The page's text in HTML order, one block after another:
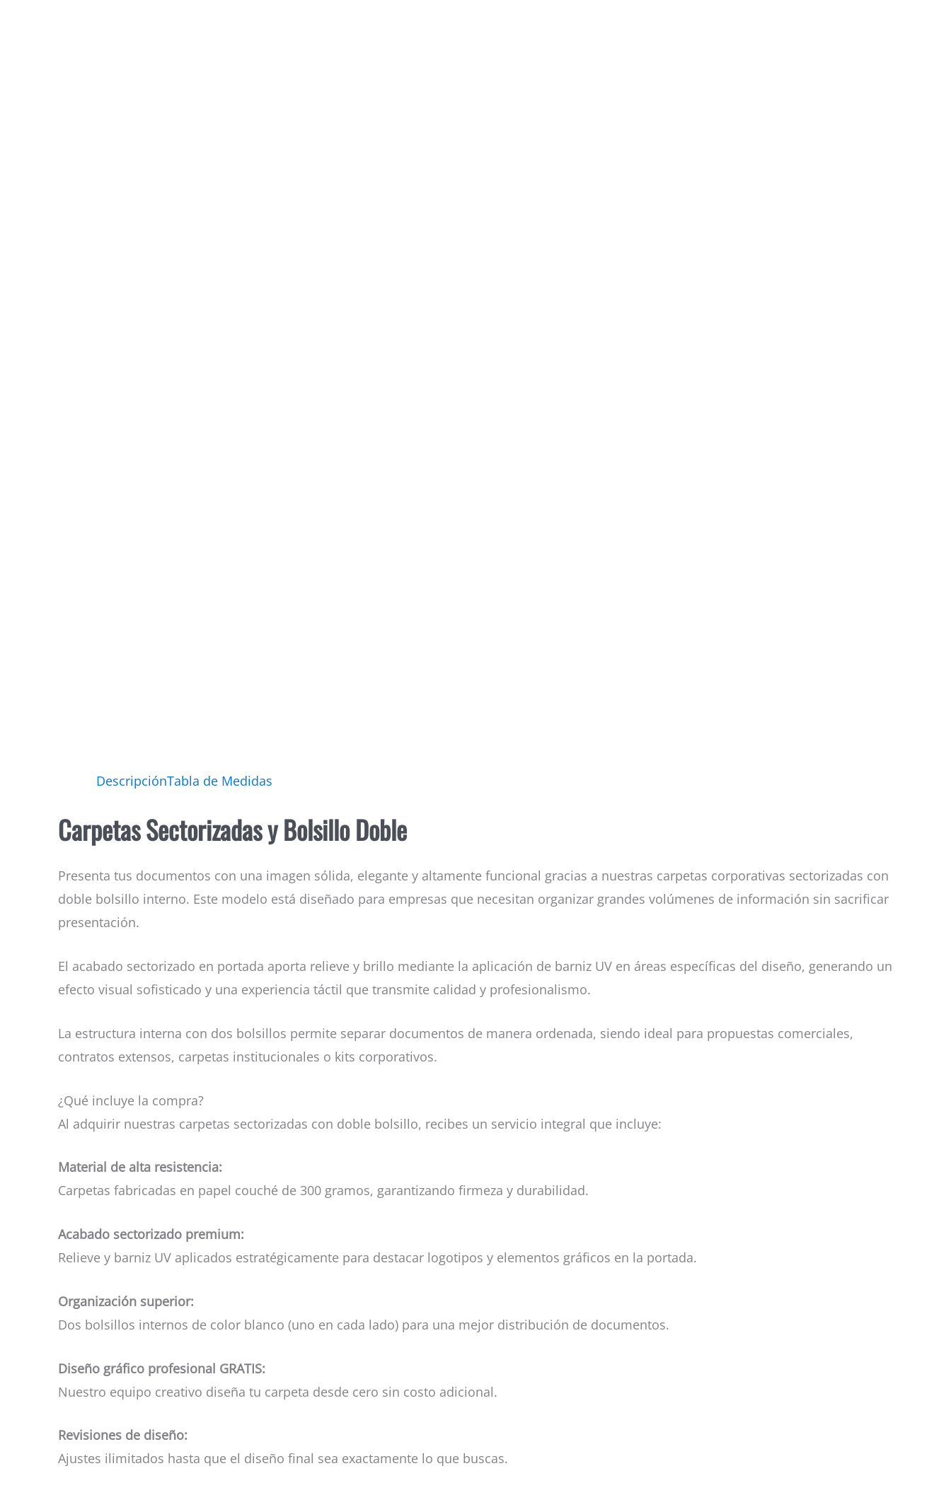
DescripciónTabla de Medidas
Carpetas Sectorizadas y Bolsillo Doble
Presenta tus documentos con una imagen sólida, elegante y altamente funcional gracias a nuestras carpetas corporativas sectorizadas con
doble bolsillo interno. Este modelo está diseñado para empresas que necesitan organizar grandes volúmenes de información sin sacrificar
presentación.
El acabado sectorizado en portada aporta relieve y brillo mediante la aplicación de barniz UV en áreas específicas del diseño, generando un
efecto visual sofisticado y una experiencia táctil que transmite calidad y profesionalismo.
La estructura interna con dos bolsillos permite separar documentos de manera ordenada, siendo ideal para propuestas comerciales,
contratos extensos, carpetas institucionales o kits corporativos.
¿Qué incluye la compra?
Al adquirir nuestras carpetas sectorizadas con doble bolsillo, recibes un servicio integral que incluye:
Material de alta resistencia:
Carpetas fabricadas en papel couché de 300 gramos, garantizando firmeza y durabilidad.
Acabado sectorizado premium:
Relieve y barniz UV aplicados estratégicamente para destacar logotipos y elementos gráficos en la portada.
Organización superior:
Dos bolsillos internos de color blanco (uno en cada lado) para una mejor distribución de documentos.
Diseño gráfico profesional GRATIS:
Nuestro equipo creativo diseña tu carpeta desde cero sin costo adicional.
Revisiones de diseño:
Ajustes ilimitados hasta que el diseño final sea exactamente lo que buscas.